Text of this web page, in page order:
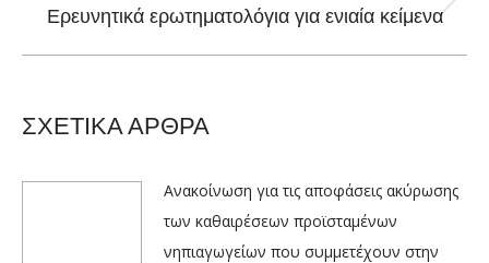
Next
Eρευνητικά ερωτηματολόγια για ενιαία κείμενα
ΣΧΕΤΙΚΑ ΑΡΘΡΑ
Ανακοίνωση για τις αποφάσεις ακύρωσης
των καθαιρέσεων προϊσταμένων
νηπιαγωγείων που συμμετέχουν στην